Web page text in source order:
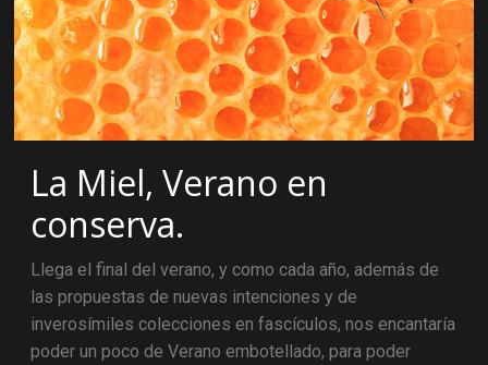
La Miel, Verano en
conserva.
Llega el final del verano, y como cada año, además de
las propuestas de nuevas intenciones y de
inverosímiles colecciones en fascículos, nos encantaría
poder un poco de Verano embotellado, para poder